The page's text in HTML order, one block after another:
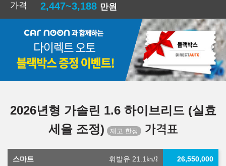
가격
2,447~3,188 만원
2026년형 가솔린 1.6 하이브리드 (실효
세율 조정)
가격표
스마트 휘발유 21.1㎞/ℓ 26,550,000